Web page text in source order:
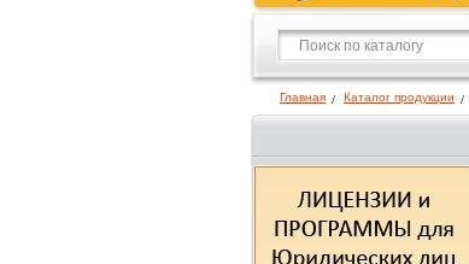
Главная Каталог продукции